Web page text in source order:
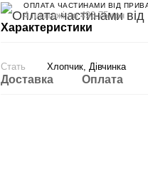
ОПЛАТА ЧАСТИНАМИ ВІД
4 платежі по 493.75 грн
Характеристики
Стать Хлопчик, Дівчинка
Доставка Оплата